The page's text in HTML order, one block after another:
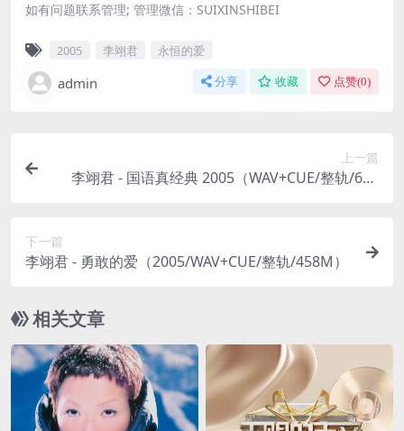
如有问题联系管理; 管理微信：SUIXINSHIBEI
2005 李翊君 永恒的爱
admin 分享 收藏 点赞(0)
上一篇
李翊君 - 国语真经典 2005（WAV+CUE/整轨/692
下一篇
李翊君 - 勇敢的爱（2005/WAV+CUE/整轨/458M）
相关文章